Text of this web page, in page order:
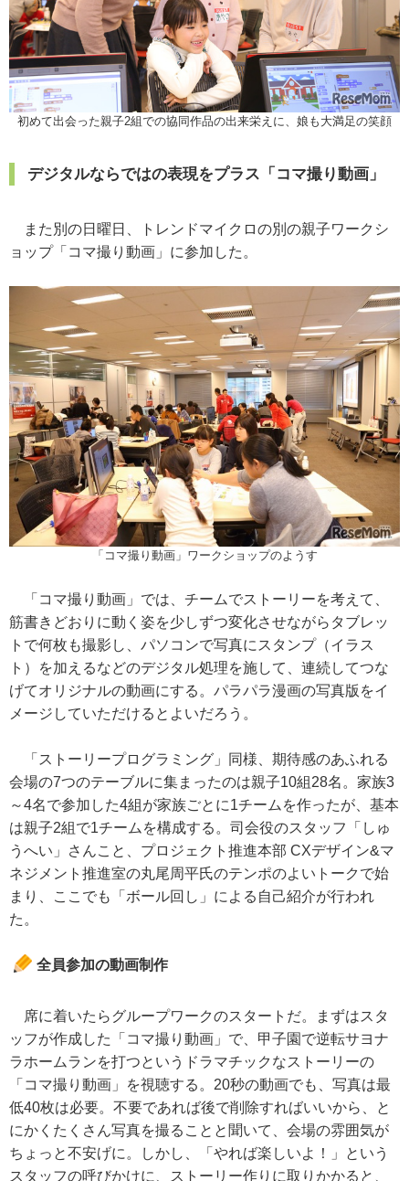
初めて出会った親子2組での協同作品の出来栄えに、娘も大満足の笑顔
デジタルならではの表現をプラス「コマ撮り動画」
また別の日曜日、トレンドマイクロの別の親子ワークシ
ョップ「コマ撮り動画」に参加した。
「コマ撮り動画」ワークショップのようす
「コマ撮り動画」では、チームでストーリーを考えて、
筋書きどおりに動く姿を少しずつ変化させながらタブレッ
トで何枚も撮影し、パソコンで写真にスタンプ（イラス
ト）を加えるなどのデジタル処理を施して、連続してつな
げてオリジナルの動画にする。パラパラ漫画の写真版をイ
メージしていただけるとよいだろう。
「ストーリープログラミング」同様、期待感のあふれる
会場の7つのテーブルに集まったのは親子10組28名。家族3
～4名で参加した4組が家族ごとに1チームを作ったが、基本
は親子2組で1チームを構成する。司会役のスタッフ「しゅ
うへい」さんこと、プロジェクト推進本部 CXデザイン&マ
ネジメント推進室の丸尾周平氏のテンポのよいトークで始
まり、ここでも「ボール回し」による自己紹介が行われ
た。
全員参加の動画制作
席に着いたらグループワークのスタートだ。まずはスタ
ッフが作成した「コマ撮り動画」で、甲子園で逆転サヨナ
ラホームランを打つというドラマチックなストーリーの
「コマ撮り動画」を視聴する。20秒の動画でも、写真は最
低40枚は必要。不要であれば後で削除すればいいから、と
にかくたくさん写真を撮ることと聞いて、会場の雰囲気が
ちょっと不安げに。しかし、「やれば楽しいよ！」という
スタッフの呼びかけに、ストーリー作りに取りかかると、